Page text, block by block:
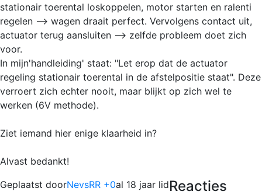
stationair toerental loskoppelen, motor starten en ralenti
regelen --> wagen draait perfect. Vervolgens contact uit,
actuator terug aansluiten --> zelfde probleem doet zich
voor.
In mijn'handleiding' staat: "Let erop dat de actuator
regeling stationair toerental in de afstelpositie staat". Deze
verroert zich echter nooit, maar blijkt op zich wel te
werken (6V methode).
Ziet iemand hier enige klaarheid in?
Alvast bedankt!
Geplaatst doorNevsRR +0al 18 jaar lidReacties